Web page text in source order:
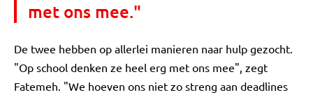
met ons mee."
De twee hebben op allerlei manieren naar hulp gezocht.
"Op school denken ze heel erg met ons mee", zegt
Fatemeh. "We hoeven ons niet zo streng aan deadlines